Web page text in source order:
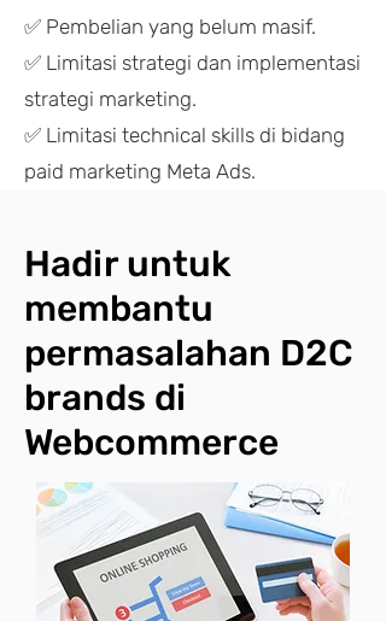
✅ Pembelian yang belum masif.
✅ Limitasi strategi dan implementasi
strategi marketing.
✅ Limitasi technical skills di bidang
paid marketing Meta Ads.
Hadir untuk
membantu
permasalahan D2C
brands di
Webcommerce